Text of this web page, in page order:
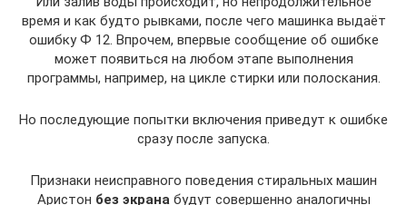
время и как будто рывками, после чего машинка выдаёт
ошибку Ф 12. Впрочем, впервые сообщение об ошибке
может появиться на любом этапе выполнения
программы, например, на цикле стирки или полоскания.
Но последующие попытки включения приведут к ошибке
сразу после запуска.
Признаки неисправного поведения стиральных машин
Аристон без экранабудут совершенно аналогичны